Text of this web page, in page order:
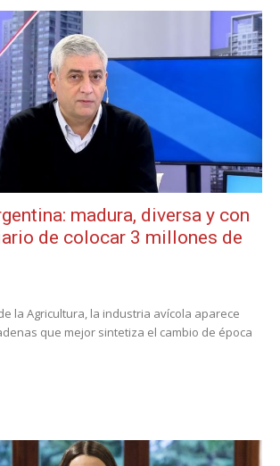
madura, diversa y con
de colocar 3 millones de
la Agricultura, la industria avícola aparece
que mejor sintetiza el cambio de época